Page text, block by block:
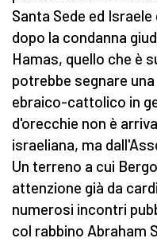
Santa Sede ed
dopo la condanna
Hamas, quello che è
potrebbe segnare
ebraico-cattolico in
d'orecchie non è
israeliana, ma
Un terreno a cui
attenzione già da
numerosi incontri
col rabbino Abraham